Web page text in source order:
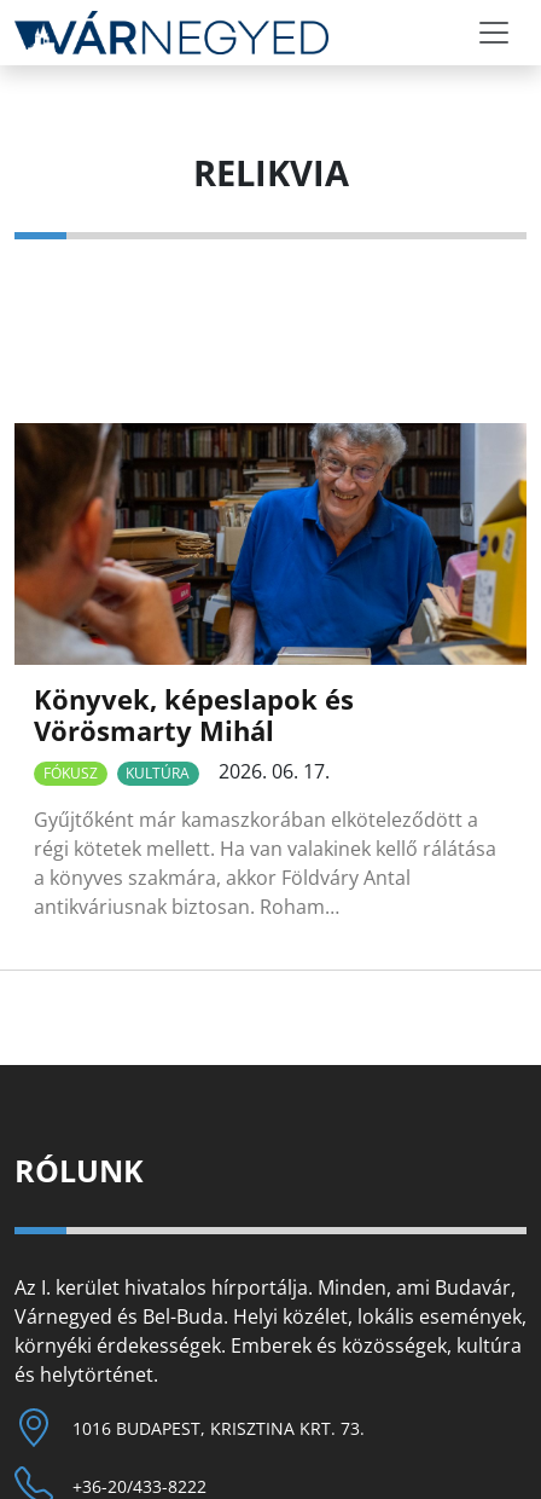
RELIKVIA
Könyvek, képeslapok és
Vörösmarty Mihál
FÓKUSZ KULTÚRA
2026. 06. 17.
Gyűjtőként már kamaszkorában elköteleződött a
régi kötetek mellett. Ha van valakinek kellő rálátása
a könyves szakmára, akkor Földváry Antal
antikváriusnak biztosan. Roham…
RÓLUNK
Az I. kerület hivatalos hírportálja. Minden, ami Budavár,
Várnegyed és Bel-Buda. Helyi közélet, lokális események,
környéki érdekességek. Emberek és közösségek, kultúra
és helytörténet.
1016 BUDAPEST, KRISZTINA KRT. 73.
+36-20/433-8222